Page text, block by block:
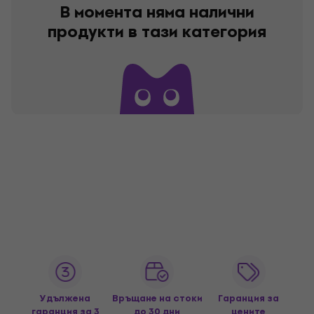
В момента няма налични
продукти в тази категория
Удължена
Връщане на стоки
Гаранция за